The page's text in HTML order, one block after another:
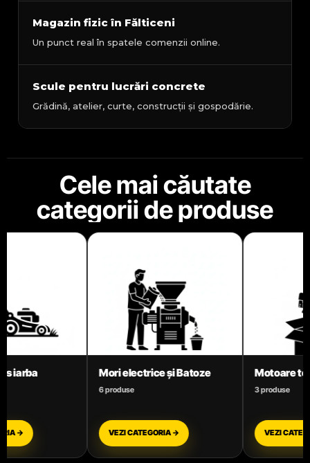
Magazin fizic în Fălticeni
Un punct real în spatele comenzii online.
Scule pentru lucrări concrete
Grădină, atelier, curte, construcții și gospodărie.
Cele mai căutate
categorii de produse
Motoare termice benzină
3 produse
VEZI CATEGORIA →
Motocoase
11 produse
VEZI CATEGORIA →